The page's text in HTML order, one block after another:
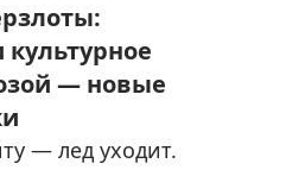
— новые
— лед уходит.